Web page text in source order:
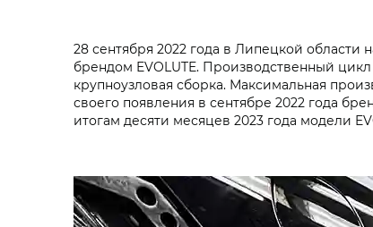
28 сентября 2022 года в Липецкой
брендом EVOLUTE. Производственный
крупноузловая сборка. Максимальная
своего появления в сентябре 2022 года
итогам десяти месяцев 2023 года модели